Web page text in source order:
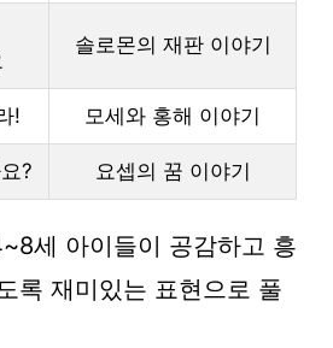
솔로몬의 재판 이야기
! 모세와 홍해 이야기
? 요셉의 꿈 이야기
세 아이들이 공감하고 흥
록 재미있는 표현으로 풀